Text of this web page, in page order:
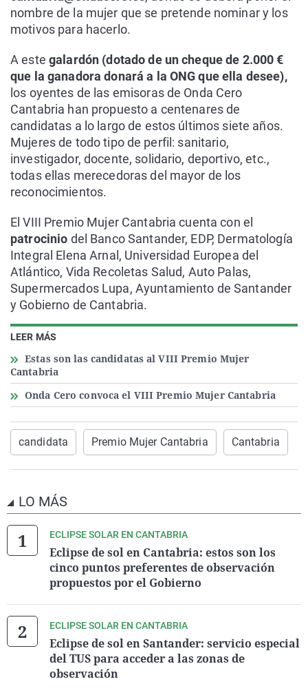
LEER MÁS
Estas son las candidatas al VIII Premio Mujer
Cantabria
Onda Cero convoca el VIII Premio Mujer Cantabria
nombre de la mujer que se pretende nominar y los
motivos para hacerlo.
A este galardón (dotado de un cheque de 2.000 €
que la ganadora donará a la ONG que ella desee),
los oyentes de las emisoras de Onda Cero
Cantabria han propuesto a centenares de
candidatas a lo largo de estos últimos siete años.
Mujeres de todo tipo de perfil: sanitario,
investigador, docente, solidario, deportivo, etc.,
todas ellas merecedoras del mayor de los
reconocimientos.
El VIII Premio Mujer Cantabria cuenta con el
patrocinio del Banco Santander, EDP, Dermatología
Integral Elena Arnal, Universidad Europea del
Atlántico, Vida Recoletas Salud, Auto Palas,
Supermercados Lupa, Ayuntamiento de Santander
y Gobierno de Cantabria.
candidata Premio Mujer Cantabria Cantabria
LO MÁS
ECLIPSE SOLAR EN CANTABRIA
Eclipse de sol en Cantabria: estos son los
cinco puntos preferentes de observación
propuestos por el Gobierno
ECLIPSE SOLAR EN CANTABRIA
Eclipse de sol en Santander: servicio especial
del TUS para acceder a las zonas de
observación